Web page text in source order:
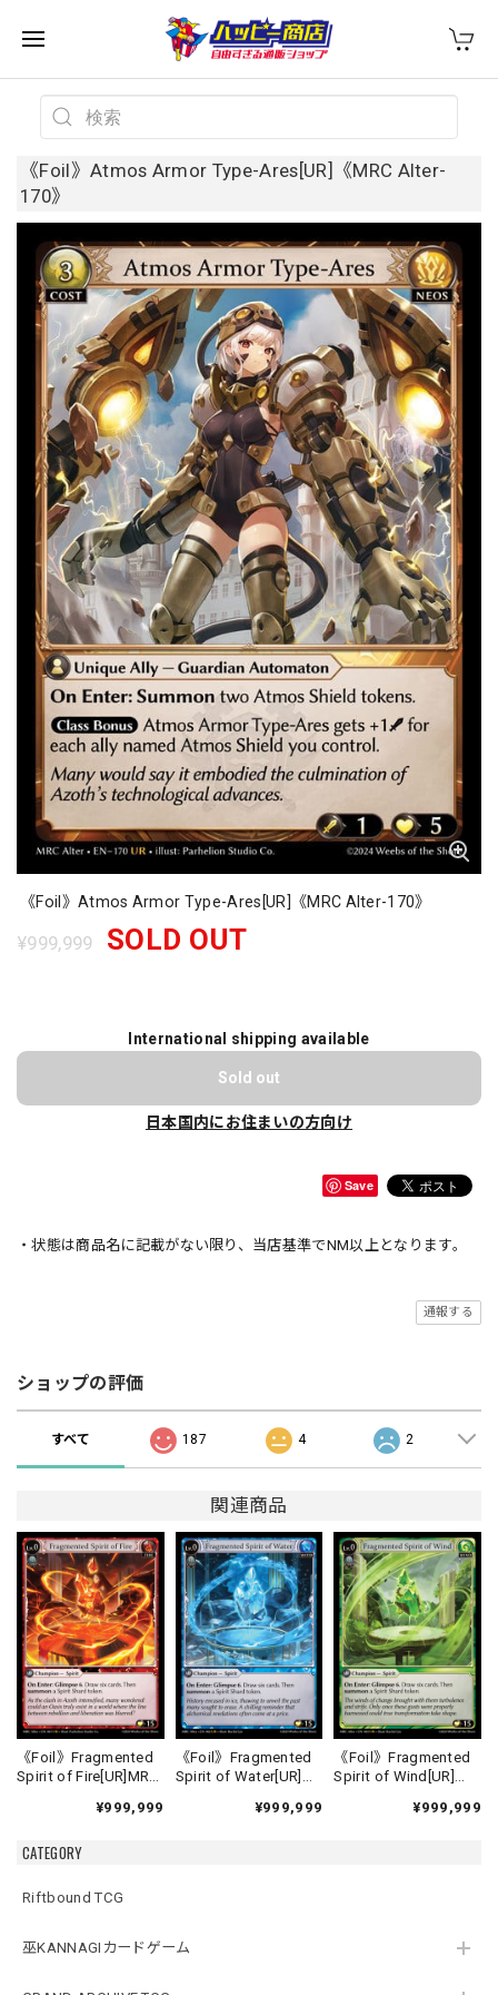
CATEGORY
Riftbound TCG
巫KANNAGIカードゲーム
《Foil》Atmos Armor Type-Ares[UR]《MRC Alter-
170》
《Foil》Atmos Armor Type-Ares[UR]《MRC Alter-170》
¥999,999 SOLD OUT
International shipping available
Sold out
日本国内にお住まいの方向け
Save
・状態は商品名に記載がない限り、当店基準でNM以上となります。
通報する
ショップの評価
すべて 187 4 2
関連商品
《Foil》Fragmented
Spirit of Fire[UR]MRC
¥999,999
《Foil》Fragmented
Spirit of Water[UR]
¥999,999
《Foil》Fragmented
Spirit of Wind[UR]
¥999,999